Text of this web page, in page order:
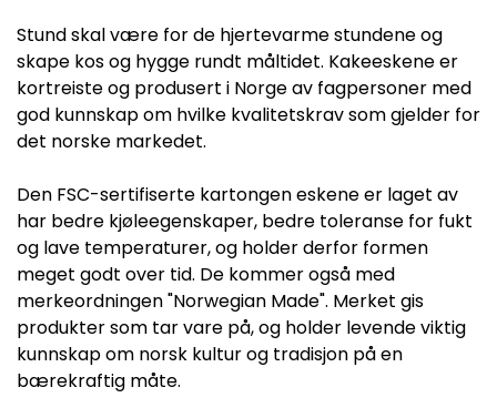
Stund skal være for de hjertevarme stundene og
skape kos og hygge rundt måltidet. Kakeeskene er
kortreiste og produsert i Norge av fagpersoner med
god kunnskap om hvilke kvalitetskrav som gjelder for
det norske markedet.
Den FSC-sertifiserte kartongen eskene er laget av
har bedre kjøleegenskaper, bedre toleranse for fukt
og lave temperaturer, og holder derfor formen
meget godt over tid. De kommer også med
merkeordningen "Norwegian Made". Merket gis
produkter som tar vare på, og holder levende viktig
kunnskap om norsk kultur og tradisjon på en
bærekraftig måte.